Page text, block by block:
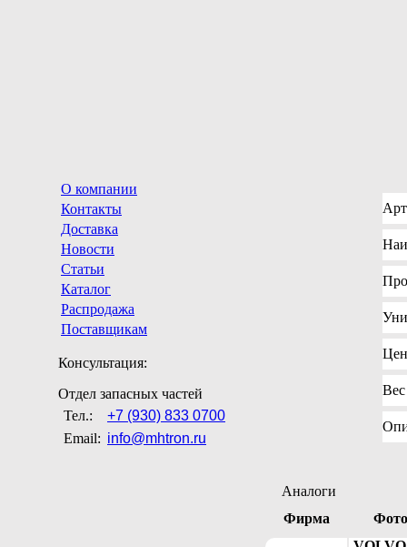
О компании
Контакты
Доставка
Новости
Статьи
Каталог
Распродажа
Поставщикам
Консультация:
Отдел запасных частей
Тел.:
+7 (930) 833 0700
Email: info@mhtron.ru
Вес
Аналоги
Фирма
Фото